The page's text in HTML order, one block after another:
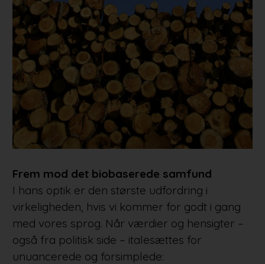
Frem mod det biobaserede samfund
I hans optik er den største udfordring i
virkeligheden, hvis vi kommer for godt i gang
med vores sprog. Når værdier og hensigter –
også fra politisk side – italesættes for
unuancerede og forsimplede: